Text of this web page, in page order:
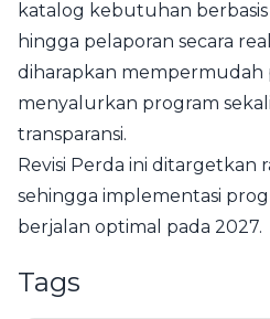
katalog kebutuhan berbasis
hingga pelaporan secara
diharapkan mempermudah
menyalurkan program
transparansi.
Revisi Perda ini ditargetkan
sehingga implementasi
berjalan optimal pada 2027.
Tags